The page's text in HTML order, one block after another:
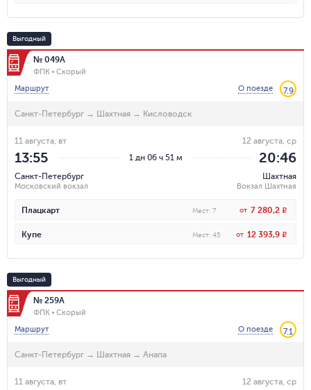
Выгодный
№ 049А
ФПК
Скорый
Маршрут
О поезде 7.9
Санкт-Петербург → Шахтная → Кисловодск
1 дн 06 ч 51 м
11 августа, вт
13:55
Санкт-Петербург
Московский вокзал
12 августа, ср
20:46
Шахтная
Вокзал Шахтная
Плацкарт Мест: 7 от 7 280,2 R
Купе Мест: 45 от 12 393,9 R
Выгодный
№ 259А
ФПК
Скорый
Маршрут
О поезде 7.1
Санкт-Петербург → Шахтная → Анапа
11 августа, вт 12 августа, ср